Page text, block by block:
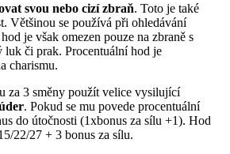
svou nebo cizí zbraň. Toto je také
Většinou se používá při ohledávání
je však omezen pouze na zbraně s
luk či prak. Procentuální hod je
charismu.
za 3 směny použít velice vysilující
. Pokud se mu povede procentuální
do útočnosti (1xbonus za sílu +1). Hod
22/27 + 3 bonus za sílu.